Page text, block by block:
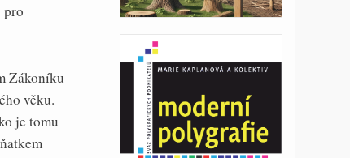
pro
Zákoníku
věku.
je tomu